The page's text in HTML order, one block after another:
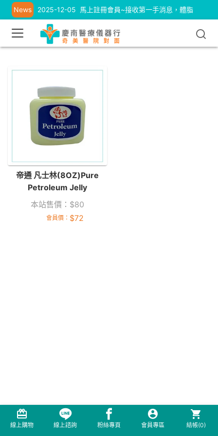
News 2025-12-05 馬上註冊會員~接收第一手消息，體脂
計、耳溫槍優惠中
帝通 凡士林(8OZ)Pure
Petroleum Jelly
本站售價： $80
會員價： $72
線上購物 線上諮詢 粉絲專頁 會員專區 結帳(0)